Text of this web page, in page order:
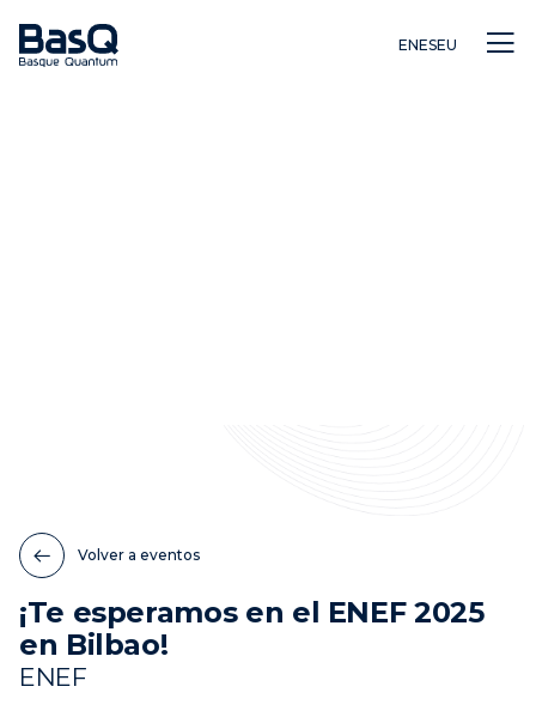
Eventos
ENESEU
Volver a eventos
¡Te esperamos en el ENEF 2025
en Bilbao!
ENEF